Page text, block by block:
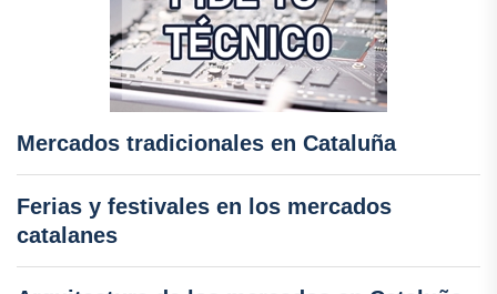
Mercados tradicionales en Cataluña
Ferias y festivales en los mercados
catalanes